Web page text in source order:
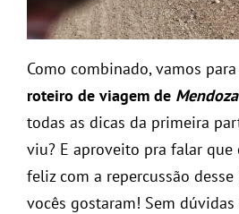
Como combinado, vamos para
roteiro de viagem de Mendoza
todas as dicas da primeira
viu? E aproveito pra falar que
feliz com a repercussão
vocês gostaram! Sem dúvidas